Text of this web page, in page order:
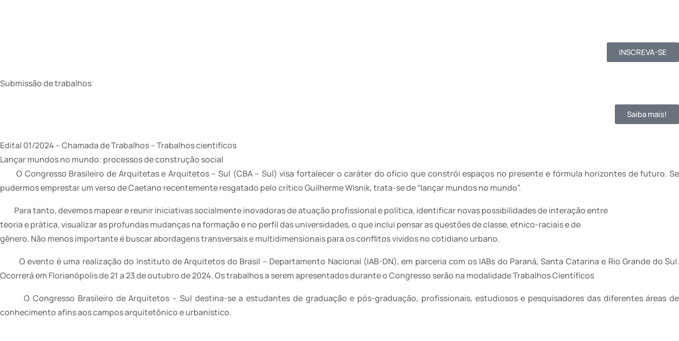
INSCREVA-SE
Submissão de trabalhos
Saiba mais!
Edital 01/2024 – Chamada de Trabalhos – Trabalhos cientifícos
Lançar mundos no mundo: processos de construção social
O Congresso Brasileiro de Arquitetas e Arquitetos – Sul (CBA – Sul) visa fortalecer o caráter do ofício que constrói espaços no presente e fórmula horizontes de futuro. Se
pudermos emprestar um verso de Caetano recentemente resgatado pelo crítico Guilherme Wisnik, trata-se de “lançar mundos no mundo”.
Para tanto, devemos mapear e reunir iniciativas socialmente inovadoras de atuação profissional e política, identificar novas possibilidades de interação entre
teoria e prática, visualizar as profundas mudanças na formação e no perfil das universidades, o que inclui pensar as questões de classe, etnico-raciais e de
gênero. Não menos importante é buscar abordagens transversais e multidimensionais para os conflitos vividos no cotidiano urbano.
O evento é uma realização do Instituto de Arquitetos do Brasil – Departamento Nacional (IAB-DN), em parceria com os IABs do Paraná, Santa Catarina e Rio Grande do Sul.
Ocorrerá em Florianópolis de 21 a 23 de outubro de 2024. Os trabalhos a serem apresentados durante o Congresso serão na modalidade Trabalhos Científicos
O Congresso Brasileiro de Arquitetos – Sul destina-se a estudantes de graduação e pós-graduação, profissionais, estudiosos e pesquisadores das diferentes áreas de
conhecimento afins aos campos arquitetônico e urbanístico.